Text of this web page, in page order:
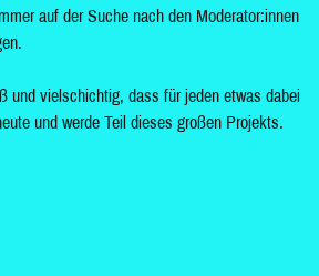
auf der Suche nach den Moderator:innen
und vielschichtig, dass für jeden etwas dabei
und werde Teil dieses großen Projekts.